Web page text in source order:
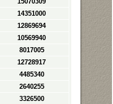
14351000
12869694
10569940
8017005
12728917
4485340
2640255
3326500